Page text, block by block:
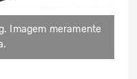
Imagem meramente